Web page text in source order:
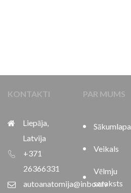
KONTAKTI
Liepāja,
Latvija
+371
26366331
autoanatomija@inbox.lv
PAR MUMS
Sākumlapa
Veikals
Vēlmju
saraksts